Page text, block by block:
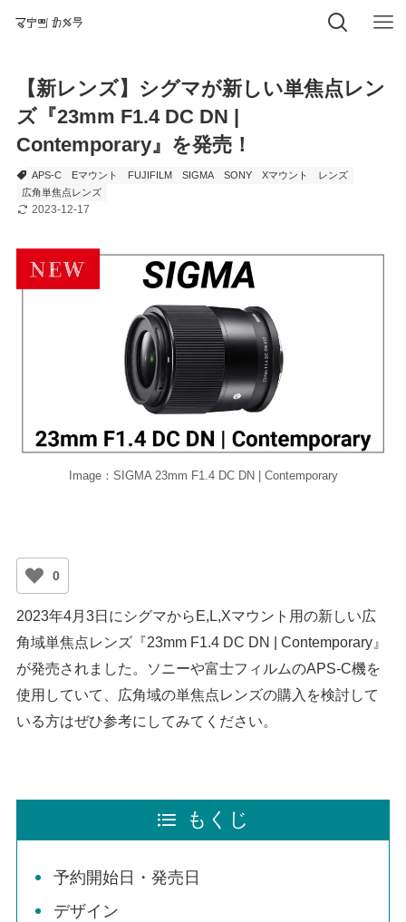
【新レンズ】シグマが新しい単焦点レン
ズ『23mm F1.4 DC DN |
Contemporary』を発売！
APS-C Eマウント FUJIFILM SIGMA SONY Xマウント
レンズ
広角単焦点レンズ
2023-12-17
Image：SIGMA 23mm F1.4 DC DN | Contemporary
0
2023年4月3日にシグマからE,L,Xマウント用の新しい広
角域単焦点レンズ『23mm F1.4 DC DN | Contemporary』
が発売されました。ソニーや富士フィルムのAPS-C機を
使用していて、広角域の単焦点レンズの購入を検討して
いる方はぜひ参考にしてみてください。
もくじ
予約開始日・発売日
デザイン